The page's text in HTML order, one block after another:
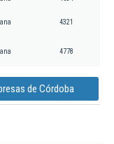
4321
4778
de Córdoba